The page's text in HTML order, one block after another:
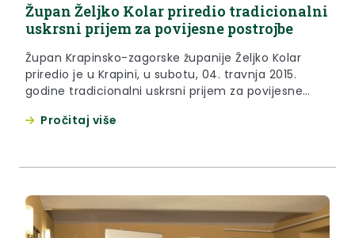
Župan Željko Kolar priredio tradicionalni
uskrsni prijem za povijesne postrojbe
Župan Krapinsko-zagorske županije Željko Kolar
priredio je u Krapini, u subotu, 04. travnja 2015.
godine tradicionalni uskrsni prijem za povijesne
Pročitaj više